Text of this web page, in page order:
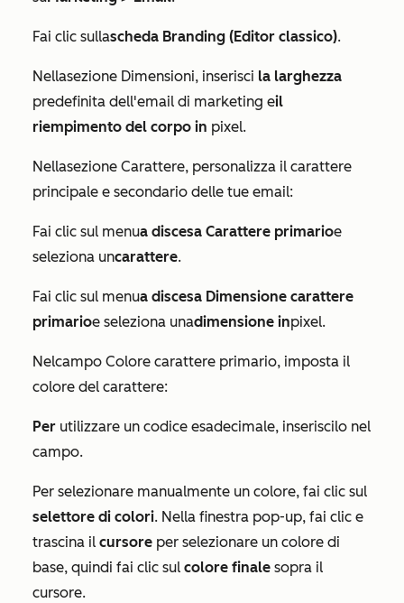
Fai clic sullascheda Branding (Editor classico).
Nellasezione Dimensioni, inserisci la larghezza
predefinita dell'email di marketing eil
riempimento del corpo in pixel.
Nellasezione Carattere, personalizza il carattere
principale e secondario delle tue email:
Fai clic sul menua discesa Carattere primarioe
seleziona uncarattere.
Fai clic sul menua discesa Dimensione carattere
primarioe seleziona unadimensione inpixel.
Nelcampo Colore carattere primario, imposta il
colore del carattere:
Per utilizzare un codice esadecimale, inseriscilo nel
campo.
Per selezionare manualmente un colore, fai clic sul
selettore di colori. Nella finestra pop-up, fai clic e
trascina il cursore per selezionare un colore di
base, quindi fai clic sul colore finale sopra il
cursore.